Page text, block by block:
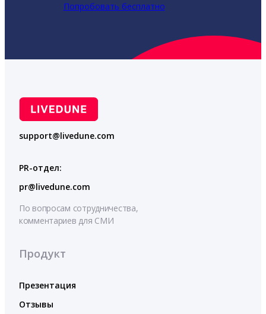
Попробовать бесплатно
support@livedune.com
PR-отдел:
pr@livedune.com
По вопросам сотрудничества,
комментариев для СМИ
Продукт
Презентация
Отзывы